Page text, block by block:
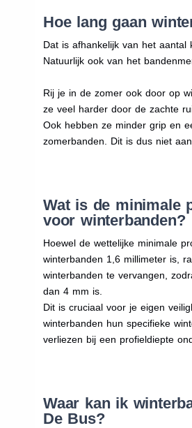
Hoe lang gaan
Dat is afhankelijk van het aantal
Natuurlijk ook van het
Rij je in de zomer ook door op
ze veel harder door de zachte
Ook hebben ze minder grip en
zomerbanden. Dit is dus niet
Wat is de minimale
voor winterbanden?
Hoewel de wettelijke minimale
winterbanden 1,6 millimeter is,
winterbanden te vervangen,
dan 4 mm is.
Dit is cruciaal voor je eigen
winterbanden hun specifieke
verliezen bij een profieldiepte
Waar kan ik
De Bus?